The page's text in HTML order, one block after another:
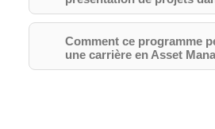
Comment ce programme
une carrière en Asset